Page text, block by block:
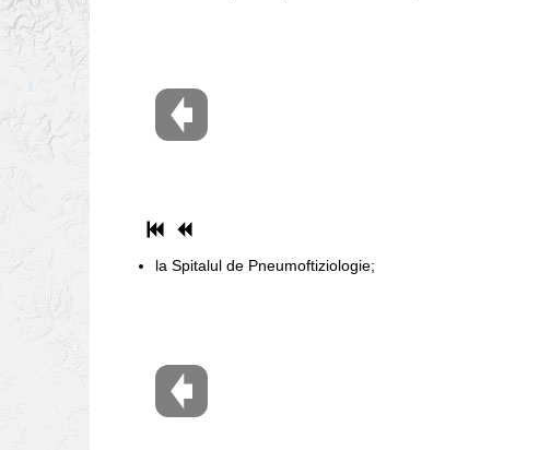
la Spitalul de Pneumoftiziologie;